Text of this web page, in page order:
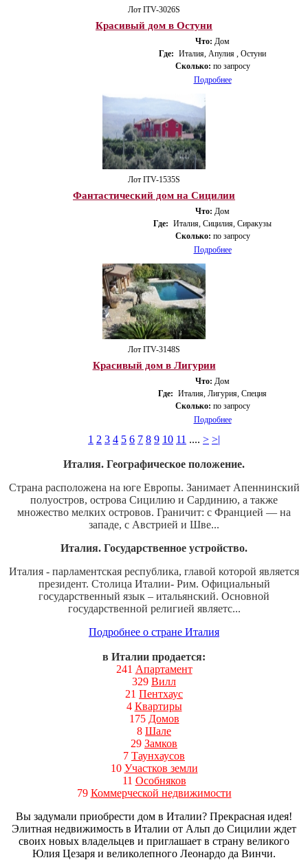
Лот ITV-3026S
Красивый дом в Остуни
Что: Дом
Где: Италия, Апулия , Остуни
Сколько: по запросу
Подробнее
Лот ITV-1535S
Фантастический дом на Сицилии
Что: Дом
Где: Италия, Сицилия, Сиракузы
Сколько: по запросу
Подробнее
Лот ITV-3148S
Красивый дом в Лигурии
Что: Дом
Где: Италия, Лигурия, Специя
Сколько: по запросу
Подробнее
1 2 3 4 5 6 7 8 9 10 11 .... > >|
Италия. Географическое положение.
Страна расположена на юге Европы. Занимает Апеннинский
полуостров, острова Сицилию и Сардинию, а также
множество мелких островов. Граничит: с Францией — на
западе, с Австрией и Шве...
Италия. Государственное устройство.
Италия - парламентская республика, главой которой является
президент. Столица Италии- Рим. Официальный
государственный язык – итальянский. Основной
государственной религией являетс...
Подробнее о стране Италия
в Италии продается:
241 Апартамент
329 Вилл
21 Пентхаус
4 Квартиры
175 Домов
8 Шале
29 Замков
7 Таунхаусов
10 Участков земли
11 Особняков
79 Коммерческой недвижимости
Вы задумали приобрести дом в Италии? Прекрасная идея!
Элитная недвижимость в Италии от Альп до Сицилии ждет
своих новых владельцев и приглашает в страну великого
Юлия Цезаря и великолепного Леонардо да Винчи.